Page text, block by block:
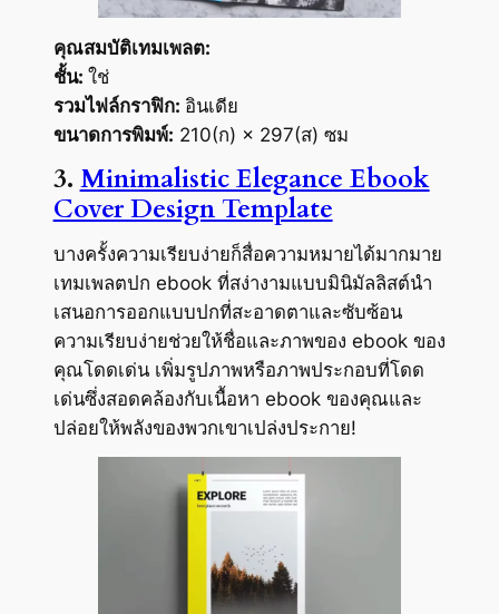
คุณสมบัติเทมเพลต:
ชั้น: ใช่
รวมไฟล์กราฟิก: อินเดีย
ขนาดการพิมพ์: 210(ก) × 297(ส) ซม
3. Minimalistic Elegance Ebook
Cover Design Template
บางครั้งความเรียบง่ายก็สื่อความหมายได้มากมาย
เทมเพลตปก ebook ที่สง่างามแบบมินิมัลลิสต์นำ
เสนอการออกแบบปกที่สะอาดตาและซับซ้อน
ความเรียบง่ายช่วยให้ชื่อและภาพของ ebook ของ
คุณโดดเด่น เพิ่มรูปภาพหรือภาพประกอบที่โดด
เด่นซึ่งสอดคล้องกับเนื้อหา ebook ของคุณและ
ปล่อยให้พลังของพวกเขาเปล่งประกาย!